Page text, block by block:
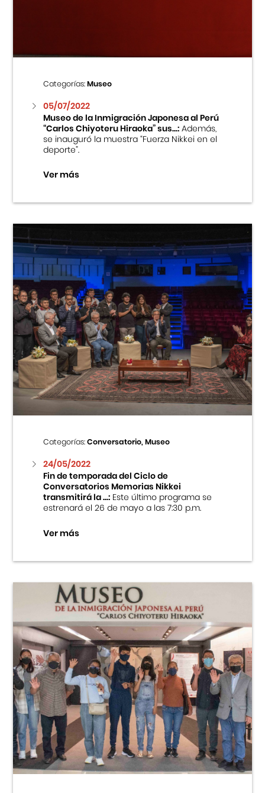
Cursos
Museo de la Inmigración Japonesa
Fondo Editorial
Teatro Peruano Japonés
Categorías:Museo
05/07/2022
Museo de la Inmigración Japonesa al Perú
“Carlos Chiyoteru Hiraoka” sus...:Además,
se inauguró la muestra “Fuerza Nikkei en el
deporte”.
Ver más
Categorías:Conversatorio, Museo
24/05/2022
Fin de temporada del Ciclo de
Conversatorios Memorias Nikkei
transmitirá la ...:Este último programa se
estrenará el 26 de mayo a las 7:30 p.m.
Ver más